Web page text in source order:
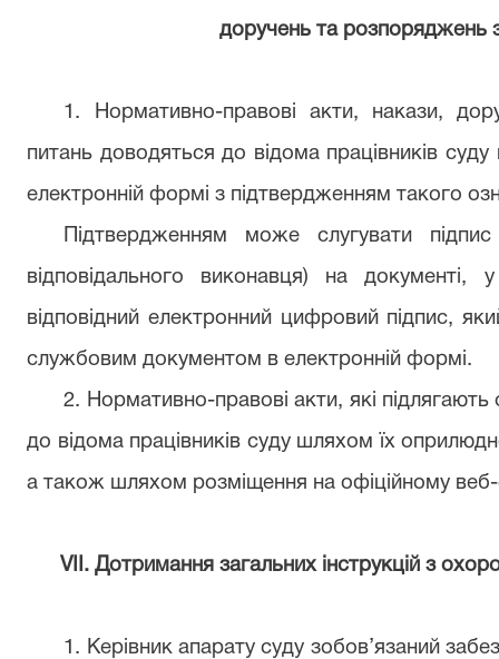
доручень та розпоряджень
1. Нормативно-правові акти, накази,
питань доводяться до відома працівників
електронній формі з підтвердженням такого
Підтвердженням може слугувати
відповідального виконавця) на документі,
відповідний електронний цифровий підпис,
службовим документом в електронній формі.
2. Нормативно-правові акти, які
до відома працівників суду шляхом їх
а також шляхом розміщення на офіційному веб-
VІІ. Дотримання загальних інструкцій з
1. Керівник апарату суду зобов’язаний